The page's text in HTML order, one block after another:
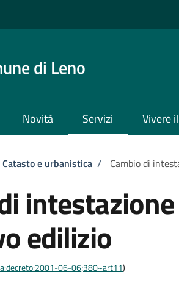
di Leno
Novità Servizi Vivere
pane
Catasto e urbanistica / Cambio di
edilizio
06-06;380~art11)